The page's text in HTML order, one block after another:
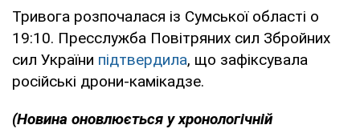
Тривога розпочалася із Сумської області о
19:10. Пресслужба Повітряних сил Збройних
сил України підтвердила, що зафіксувала
російські дрони-камікадзе.
(Новина оновлюється у хронологічній